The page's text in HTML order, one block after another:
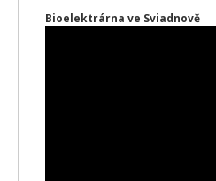
Bioelektrárna ve Sviadnově